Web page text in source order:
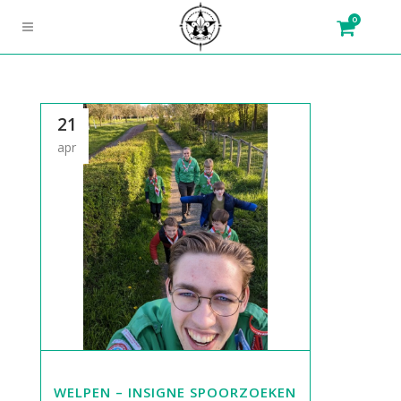
0
21
apr
WELPEN – INSIGNE SPOORZOEKEN